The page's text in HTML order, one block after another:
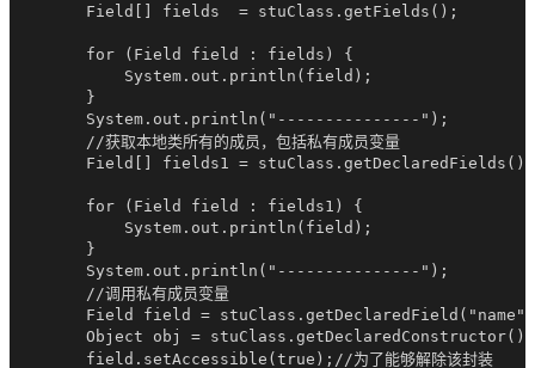
        Field[] fields  = stuClass.getFields();
        for (Field field : fields) {
            System.out.println(field);
        }
        System.out.println("---------------");
        //获取本地类所有的成员，包括私有成员变量
        Field[] fields1 = stuClass.getDeclaredFields();
        for (Field field : fields1) {
            System.out.println(field);
        }
        System.out.println("---------------");
        //调用私有成员变量
Field field =
Object obj =
        field.setAccessible(true);//为了能够解除该封装